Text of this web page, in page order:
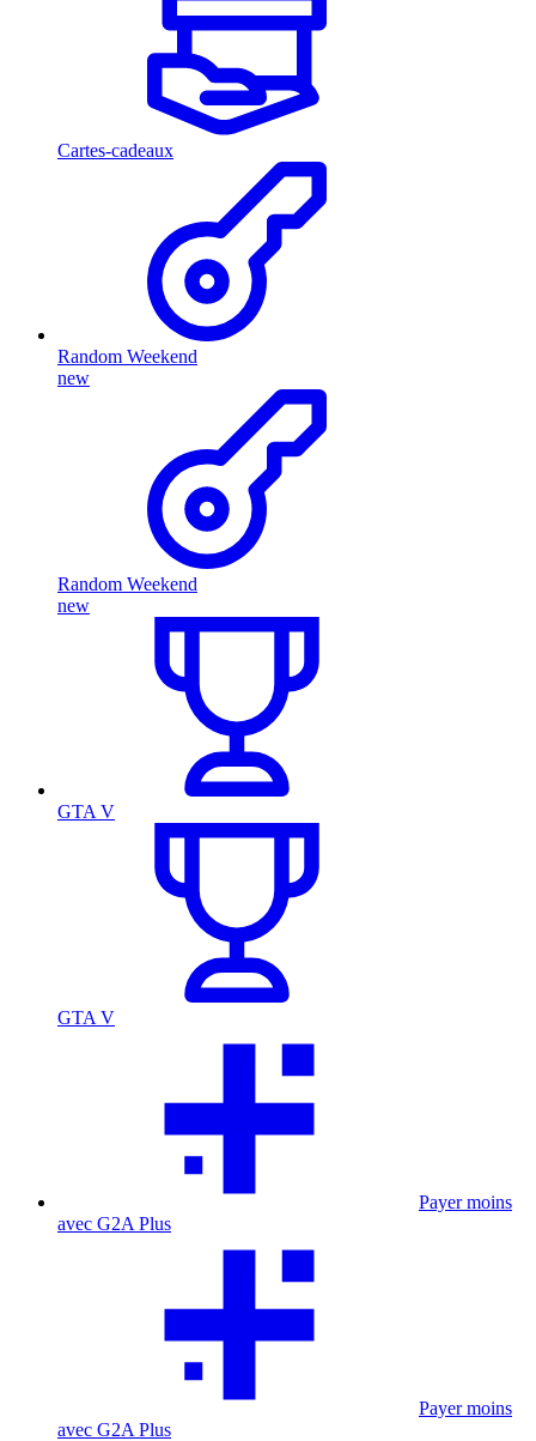
Cartes-cadeaux
Random Weekend
new
Random Weekend
new
GTA V
GTA V
Payer moins
avec G2A Plus
Payer moins
avec G2A Plus